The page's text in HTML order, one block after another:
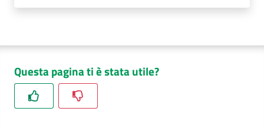
Questa pagina ti è stata utile?